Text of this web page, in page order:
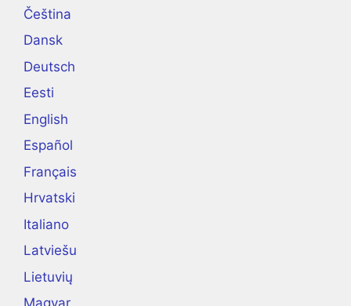
Čeština
Dansk
Deutsch
Eesti
English
Español
Français
Hrvatski
Italiano
Latviešu
Lietuvių